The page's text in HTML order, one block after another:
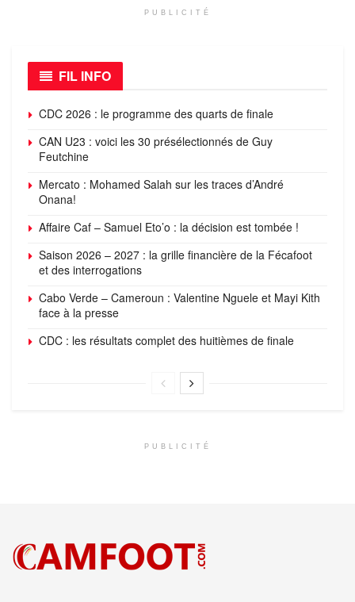
PUBLICITÉ
FIL INFO
CDC 2026 : le programme des quarts de finale
CAN U23 : voici les 30 présélectionnés de Guy
Feutchine
Mercato : Mohamed Salah sur les traces d’André
Onana!
Affaire Caf – Samuel Eto’o : la décision est tombée !
Saison 2026 – 2027 : la grille financière de la Fécafoot
et des interrogations
Cabo Verde – Cameroun : Valentine Nguele et Mayi Kith
face à la presse
CDC : les résultats complet des huitièmes de finale
PUBLICITÉ